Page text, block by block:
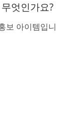
엇인가요?
보 아이템입니